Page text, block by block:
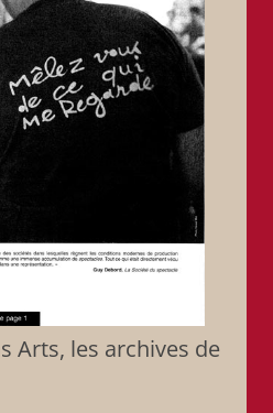
Arts, les archives de